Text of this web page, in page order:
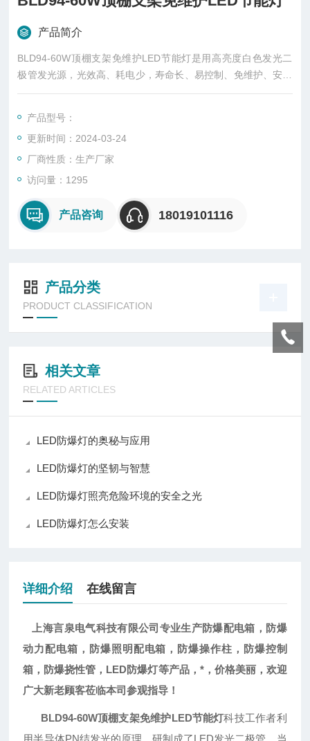
产品简介
BLD94-60W顶棚支架免维护LED节能灯是用高亮度白色发光二
极管发光源，光效高、耗电少，寿命长、易控制、免维护、安全
环保；是新一代固体冷光源，光色柔和、艳丽、丰富多彩、低损
他各种公共场所长时间照明。
产品型号：
更新时间：2024-03-24
厂商性质：生产厂家
访问量：1295
产品咨询 18019101116
产品分类
PRODUCT CLASSIFICATION
相关文章
RELATED ARTICLES
LED防爆灯的奥秘与应用
LED防爆灯的坚韧与智慧
LED防爆灯照亮危险环境的安全之光
LED防爆灯怎么安装
详细介绍 在线留言
上海言泉电气科技有限公司专业生产防爆配电箱，防爆
动力配电箱，防爆照明配电箱，防爆操作柱，防爆控制
箱，防爆挠性管， LED防爆灯等产品，*，价格美丽，欢迎
广大新老顾客莅临本司参观指导！
BLD94-60W顶棚支架免维护LED节能灯科技工作者利